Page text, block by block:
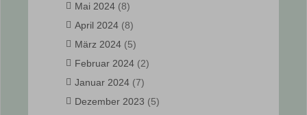
Mai 2024 (8)
April 2024 (8)
März 2024 (5)
Februar 2024 (2)
Januar 2024 (7)
Dezember 2023 (5)